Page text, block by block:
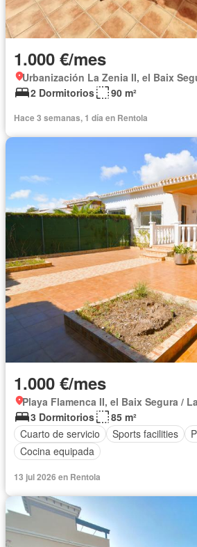
1.000 €/mes
Urbanización La Zenia II, el Baix
2 Dormitorios
90 m²
Hace 3 semanas, 1 día en Rentola
1.000 €/mes
Playa Flamenca II, el Baix Segura /
3 Dormitorios
85 m²
Cuarto de servicio
Sports facilities
Cocina equipada
13 jul 2026 en Rentola